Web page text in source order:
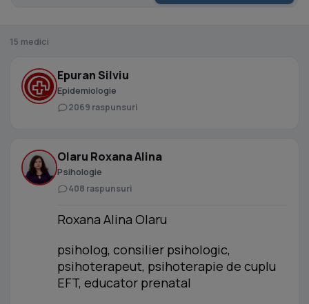
15 medici
Epuran Silviu
Epidemiologie
2069 raspunsuri
Olaru Roxana Alina
Psihologie
408 raspunsuri
Roxana Alina Olaru
psiholog, consilier psihologic,
psihoterapeut, psihoterapie de cuplu
EFT, educator prenatal